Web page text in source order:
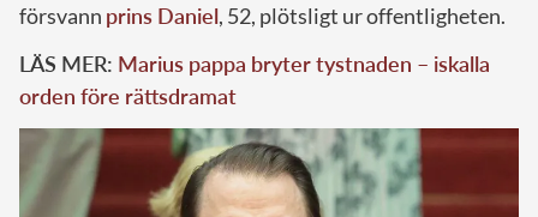
försvann prins Daniel, 52, plötsligt ur offentligheten.
LÄS MER: Marius pappa bryter tystnaden – iskalla
orden före rättsdramat